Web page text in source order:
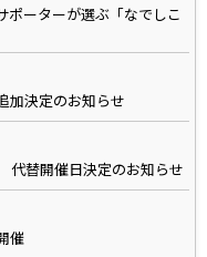
ポーターが選ぶ「なでしこ
加決定のお知らせ
替開催日決定のお知らせ
催